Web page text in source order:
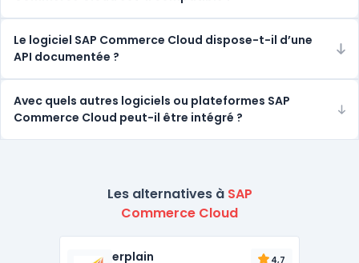
Le logiciel SAP Commerce Cloud dispose-t-il d’une
API documentée ?
Avec quels autres logiciels ou plateformes SAP
Commerce Cloud peut-il être intégré ?
Les alternatives à SAP
Commerce Cloud
erplain 4,7